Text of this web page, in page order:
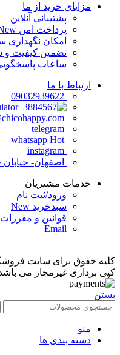
مزایای خرید از ما
پشتیبانی آنلاین
پرداخت امن
امکان نگهداری
تضمین کیفیت و
ساعات پاسخگویی 7 تا
ارتباط با ما
Hot
اصفهان-
خدمات مشتریان
ورود/ثبت نام
سبدخرید New
قوانین و مقررات
Email
کلیه حقوق برای سایت
کپی برداری غیرمجاز می
بستن
منو
دسته بندی ها